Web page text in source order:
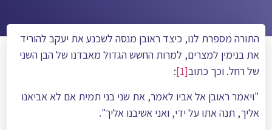
התורה מספרת לנו, כיצד ראובן מנסה לשכנע את יעקב להוריד
את בנימין למצרים, למרות החשש הגדול מאבדנו של הבן השני
של רחל. וכך כתוב[1]
:
"ויאמר ראובן אל אביו לאמר, את שני בני תמית אם לא אביאנו
אליך, תנה אתו על ידי, ואני אשיבנו אליך".